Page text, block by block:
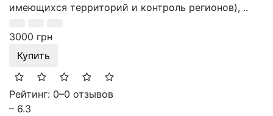
имеющихся территорий и контроль регионов), ..
3000 грн
Купить
Рейтинг: 0–0 отзывов
– 6.3